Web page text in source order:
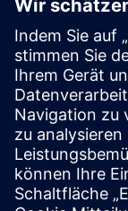
Exercises
based
Portal etc.)
(2) hours
Expert
hand
products.
possible if
This
their